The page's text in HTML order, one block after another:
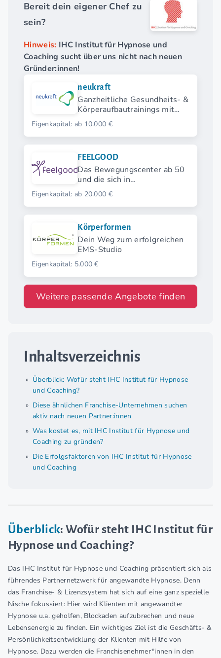
Bereit dein eigener Chef zu
sein?
Hinweis: IHC Institut für Hypnose und
Coaching sucht über uns nicht nach neuen
Gründer:innen!
neukraft
Ganzheitliche Gesundheits- &
Körperaufbautrainings mit
Elektromyostimulation (EMS).
Eigenkapital: ab 10.000 €
FEELGOOD
Das Bewegungscenter ab 50
und die sich in
herkömmlichen
Fitnessstudios nicht
wohlfühlen.
Eigenkapital: ab 20.000 €
Körperformen
Dein Weg zum erfolgreichen
EMS-Studio
Eigenkapital: 5.000 €
Weitere passende Angebote finden
Inhaltsverzeichnis
Überblick: Wofür steht IHC Institut für Hypnose
und Coaching?
Diese ähnlichen Franchise-Unternehmen suchen
aktiv nach neuen Partner:innen
Was kostet es, mit IHC Institut für Hypnose und
Coaching zu gründen?
Die Erfolgsfaktoren von IHC Institut für Hypnose
und Coaching
Überblick: Wofür steht IHC Institut für
Hypnose und Coaching?
Das IHC Institut für Hypnose und Coaching präsentiert sich als
führendes Partnernetzwerk für angewandte Hypnose. Denn
das Franchise- & Lizenzsystem hat sich auf eine ganz spezielle
Nische fokussiert: Hier wird Klienten mit angewandter
Hypnose u.a. geholfen, Blockaden aufzubrechen und neue
Lebensenergie zu finden. Ein wichtiges Ziel ist die Geschäfts- &
Persönlichkeitsentwicklung der Klienten mit Hilfe von
Hypnose. Dazu werden die Franchisenehmer*innen in den